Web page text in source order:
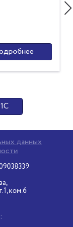
данных
ком.6